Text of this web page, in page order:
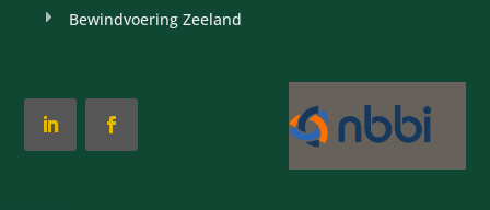
Bewindvoering Zeeland